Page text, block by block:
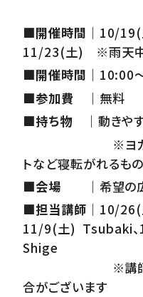
■開催時間｜ 10/19(
11/23(土) ※雨天
■開催時間｜ 10:00
■参加費
｜ 無料
■持ち物
｜ 動きや
※ヨ
トなど寝転がれるも
■会場
｜ 希望の
■担当講師 ｜ 10/26(
11/9(土) Tsubaki、
Shige
※講
合がございます